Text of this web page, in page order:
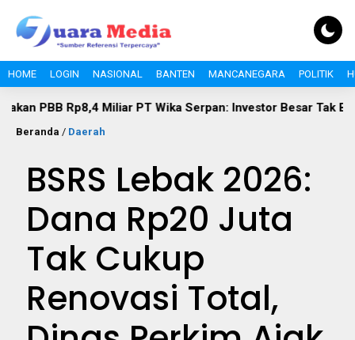
HOME LOGIN NASIONAL BANTEN MANCANEGARA POLITIK
Miliar PT Wika Serpan: Investor Besar Tak Boleh Kebal
Beranda / Daerah
BSRS Lebak 2026:
Dana Rp20 Juta
Tak Cukup
Renovasi Total,